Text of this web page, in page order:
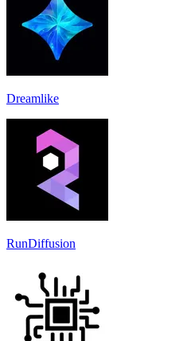
Dreamlike
RunDiffusion